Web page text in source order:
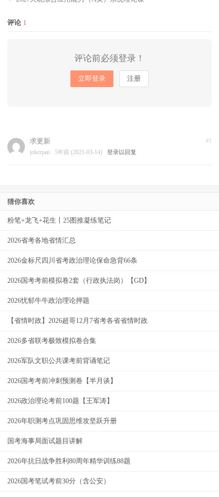
评论 1
评论前必须登录！
立即登录 注册
#1
求更新
jokerpan 5年前 (2021-03-14) 登录以回复
猜你喜欢
粉笔+龙飞+花生丨25图推凝练笔记
2026省考各地省情汇总
2026金标尺四川省考政治理论保命急背66条
2026国考考前模拟卷2套（行政执法岗）【GD】
2026忧郁牛牛政治理论押题
【省情时政】2026超哥12月7省考各省省情时政
2026多省联考极致模拟卷合集
2026军队文职公共课考前背诵笔记
2026国考考前冲刺预测卷【半月谈】
2026政治理论考前100题【王军涛】
2026年职测考点巩固思维攻坚跃升册
国考海事局面试题目讲解
2026年抗日战争胜利80周年精华训练88题
2026国考笔试考前30分（含公安）